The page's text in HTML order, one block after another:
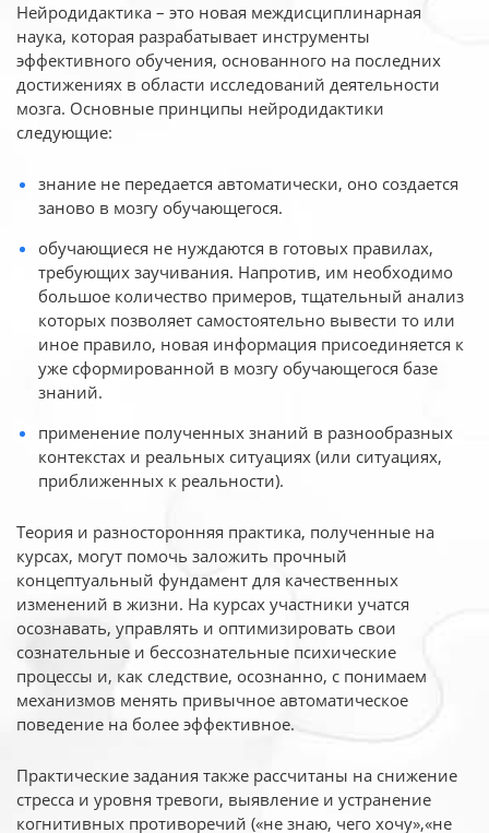
Нейродидактика – это новая междисциплинарная
наука, которая разрабатывает инструменты
эффективного обучения, основанного на последних
достижениях в области исследований деятельности
мозга. Основные принципы нейродидактики
следующие:
знание не передается автоматически, оно создается
заново в мозгу обучающегося.
обучающиеся не нуждаются в готовых правилах,
требующих заучивания. Напротив, им необходимо
большое количество примеров, тщательный анализ
которых позволяет самостоятельно вывести то или
иное правило, новая информация присоединяется к
уже сформированной в мозгу обучающегося базе
знаний.
применение полученных знаний в разнообразных
контекстах и реальных ситуациях (или ситуациях,
приближенных к реальности).
Теория и разносторонняя практика, полученные на
курсах, могут помочь заложить прочный
концептуальный фундамент для качественных
изменений в жизни. На курсах участники учатся
осознавать, управлять и оптимизировать свои
сознательные и бессознательные психические
процессы и, как следствие, осознанно, с понимаем
механизмов менять привычное автоматическое
поведение на более эффективное.
Практические задания также рассчитаны на снижение
стресса и уровня тревоги, выявление и устранение
когнитивных противоречий («не знаю, чего хочу»,«не